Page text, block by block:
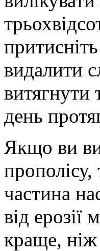
видалити
витягнути
день
Якщо ви
частина
від ерозії
краще, ніж